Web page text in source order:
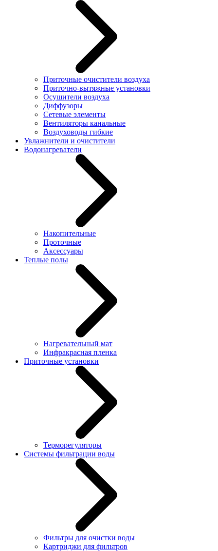
Приточные очистители воздуха
Приточно-вытяжные установки
Осушители воздуха
Диффузоры
Сетевые элементы
Вентиляторы канальные
Воздуховоды гибкие
Увлажнители и очистители
Водонагреватели
Накопительные
Проточные
Аксессуары
Теплые полы
Нагревательный мат
Инфракрасная пленка
Приточные установки
Терморегуляторы
Системы фильтрации воды
Фильтры для очистки воды
Картриджи для фильтров